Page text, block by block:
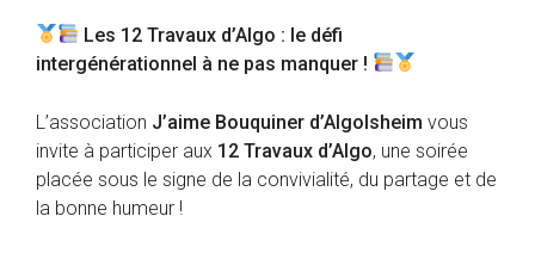
Les 12 Travaux d’Algo : le défi
intergénérationnel à ne pas manquer !
L’association J’aime Bouquiner d’Algolsheim vous
invite à participer aux 12 Travaux d’Algo, une soirée
placée sous le signe de la convivialité, du partage et de
la bonne humeur !